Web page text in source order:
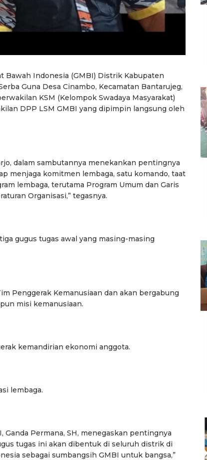
Bawah Indonesia (GMBI) Distrik Kabupaten
Guna Desa Cinambo, Kecamatan Bantarujeg,
KSM (Kelompok Swadaya Masyarakat)
DPP LSM GMBI yang dipimpin langsung oleh
dalam sambutannya menekankan pentingnya
menjaga komitmen lembaga, satu komando, taat
lembaga, terutama Program Umum dan Garis
Organisasi,” tegasnya.
gugus tugas awal yang masing-masing
Penggerak Kemanusiaan dan akan bergabung
misi kemanusiaan.
kemandirian ekonomi anggota.
lembaga.
Ganda Permana, SH, menegaskan pentingnya
tugas ini akan dibentuk di seluruh distrik di
sebagai sumbangsih GMBI untuk bangsa,”